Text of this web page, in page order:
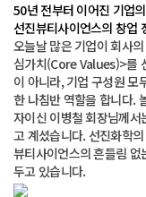
50년 전부터 이어진 기업
선진뷰티사이언스의 창업
오늘날 많은 기업이 회사
심가치(Core Values)>를
이 아니라, 기업 구성원 모
한 나침반 역할을 합니다.
자이신 이병철 회장님께
고 계셨습니다. 선진화학
뷰티사이언스의 흔들림
두고 있습니다.